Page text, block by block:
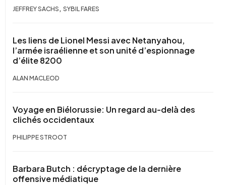
JEFFREY SACHS , SYBIL FARES
Les liens de Lionel Messi avec Netanyahou,
l’armée israélienne et son unité d’espionnage
d’élite 8200
ALAN MACLEOD
Voyage en Biélorussie: Un regard au-delà des
clichés occidentaux
PHILIPPE STROOT
Barbara Butch : décryptage de la dernière
offensive médiatique